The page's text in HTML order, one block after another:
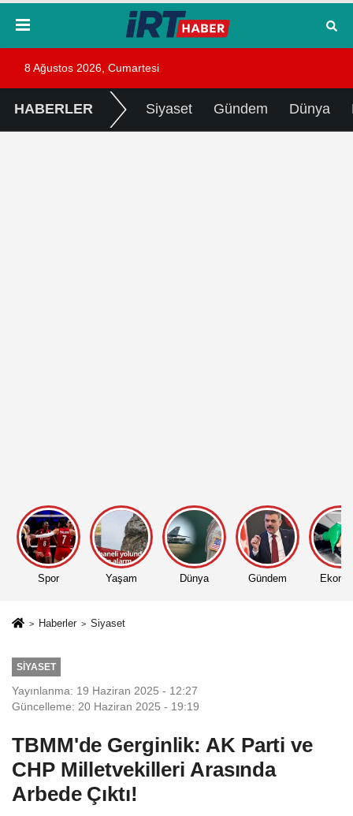
8 Ağustos 2026, Cumartesi
HABERLER Siyaset Gündem Dünya
Spor Yaşam Dünya Gündem
Haberler Siyaset
SIYASET
Yayınlanma: 19 Haziran 2025 - 12:27
Güncelleme: 20 Haziran 2025 - 19:19
TBMM'de Gerginlik: AK Parti ve
CHP Milletvekilleri Arasında
Arbede Çıktı!